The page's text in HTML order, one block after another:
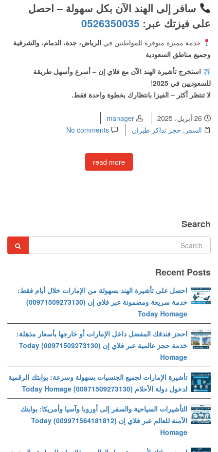
سافر إلى الهند الآن بكل سهولة – احصل
على فيزتك عبر: 0526350035
خدمة مميزة متوفرة للمواطنين في الرياض، جدة، الدمام، والشرقية
وجميع مناطق السعودية
استخرج تأشيرة الهند الآن مع فلاي إن – أسرع وأسهل طريقة
للسعوديين في 2025
!
لا تنتظر أكثر – الفيزا بانتظارك بخطوة واحدة فقط.
manager
السفر , حجز تذاكر طيران No comments
read more
Search
Recent Posts
احصل على تأشيرة الهند بسهولة من الإمارات خلال أيام فقط:
خدمة سريعة ومضمونة عبر فلاي إن (00971509273130)
Today Homage
احجز فندقك المفضل داخل الإمارات أو خارجها بأسعار مذهلة:
خدمة حجز عالمية عبر فلاي إن (00971509273130) Today
Homage
تأشيرة الإمارات لجميع الجنسيات بسهولة وسرعة: بوابتك الرقمية
لدخول دولة الأحلام (00971509273130) Today Homage
التأشيرات السياحية والسفر إلى أوروبا وآسيا وأمريكا: بوابتك
الآمنة للعالم عبر فلاي إن (009971564181812) Today
Homage